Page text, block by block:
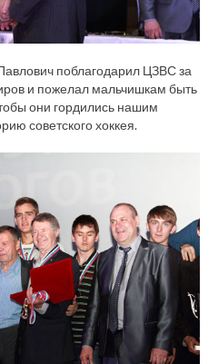
поблагодарил ЦЗВС за
и пожелал мальчишкам быть
они гордились нашим
советского хоккея.